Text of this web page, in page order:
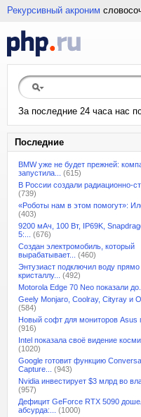
Рекурсивный акроним
За последние 24 часа нас
Последние
BMW уже не будет прежней:
запустила...
(615)
В России создали радиационно-
(739)
«Роботы нам в этом помогут»:
(403)
9200 мАч, 100 Вт, IP69K,
5:...
(676)
Создан электромобиль, который
вырабатывает...
(460)
Энтузиаст подключил воду прямо
кристаллу...
(492)
Motorola Edge 70 Neo показали до...
Geely Monjaro, Coolray, Cityray и
(584)
Новый софт для мониторов Asus
(916)
Intel показала своё видение
(1020)
Google готовит функцию
Capture...
(943)
Nvidia инвестирует $3 млрд во
(957)
Дефицит GeForce RTX 5090
абсурда:...
(1000)